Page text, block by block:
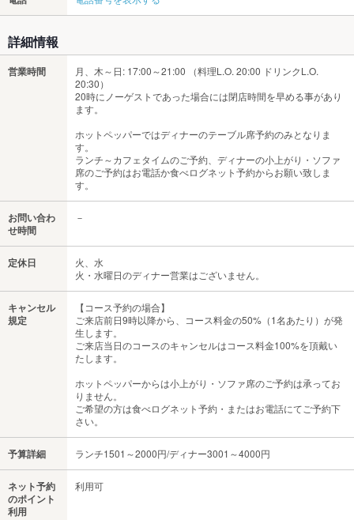
詳細情報
営業時間
月、木～日: 17:00～21:00 （料理L.O. 20:00 ドリンクL.O.
20:30）
20時にノーゲストであった場合には閉店時間を早める事があり
ます。
ホットペッパーではディナーのテーブル席予約のみとなりま
す。
ランチ～カフェタイムのご予約、ディナーの小上がり・ソファ
席のご予約はお電話か食べログネット予約からお願い致しま
す。
お問い合わ
せ時間
－
定休日
火、水
火・水曜日のディナー営業はございません。
キャンセル
規定
【コース予約の場合】
ご来店前日9時以降から、コース料金の50%（1名あたり）が発
生します。
ご来店当日のコースのキャンセルはコース料金100%を頂戴い
たします。
ホットペッパーからは小上がり・ソファ席のご予約は承ってお
りません。
ご希望の方は食べログネット予約・またはお電話にてご予約下
さい。
予算詳細 ランチ1501～2000円/ディナー3001～4000円
ネット予約
のポイント
利用
利用可